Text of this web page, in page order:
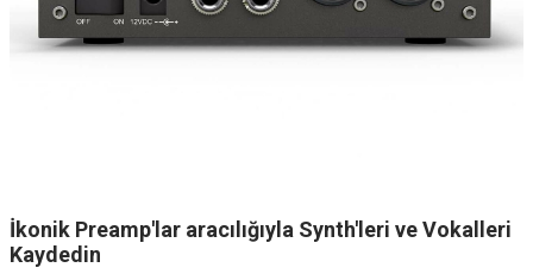
İkonik Preamp'lar aracılığıyla Synth'leri ve Vokalleri
Kaydedin